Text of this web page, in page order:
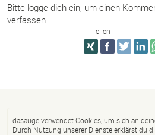
Bitte logge dich ein, um einen
verfassen.
Teilen
dasauge verwendet Cookies, um sich an
Durch Nutzung unserer Dienste erklärst du